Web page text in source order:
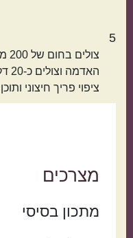
5
ציפוי פריך חיצוני
מצרכים
מתכון בסיסי
הכול בסיר אחד